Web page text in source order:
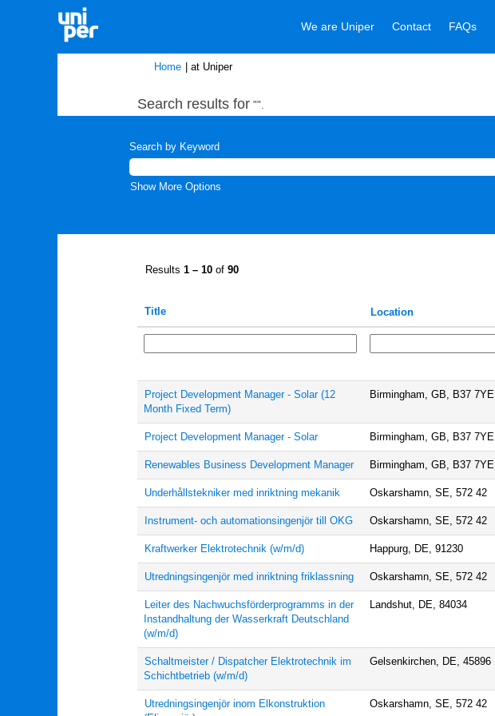
We are Uniper Contact FAQs
Home at Uniper(current
Search results for "".
Search by Keyword
Show More Options
Results 1 – 10 of 90
Title Location
Project Development Manager - Solar (12
Month Fixed Term)
Birmingham, GB, B37 7YE
Project Development Manager - Solar Birmingham, GB, B37 7YE
Renewables Business Development Manager Birmingham, GB, B37 7YE
Underhållstekniker med inriktning mekanik Oskarshamn, SE, 572 42
Instrument- och automationsingenjör till OKG Oskarshamn, SE, 572 42
Kraftwerker Elektrotechnik (w/m/d) Happurg, DE, 91230
Utredningsingenjör med inriktning friklassning Oskarshamn, SE, 572 42
Leiter des Nachwuchsförderprogramms in der
Instandhaltung der Wasserkraft Deutschland
(w/m/d)
Landshut, DE, 84034
Schaltmeister / Dispatcher Elektrotechnik im
Schichtbetrieb (w/m/d)
Gelsenkirchen, DE, 45896
Utredningsingenjör inom Elkonstruktion
Oskarshamn, SE, 572 42